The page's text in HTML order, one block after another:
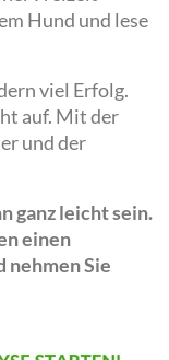
Hund und lese
viel Erfolg.
auf. Mit der
und der
ganz leicht sein.
einen
Sie